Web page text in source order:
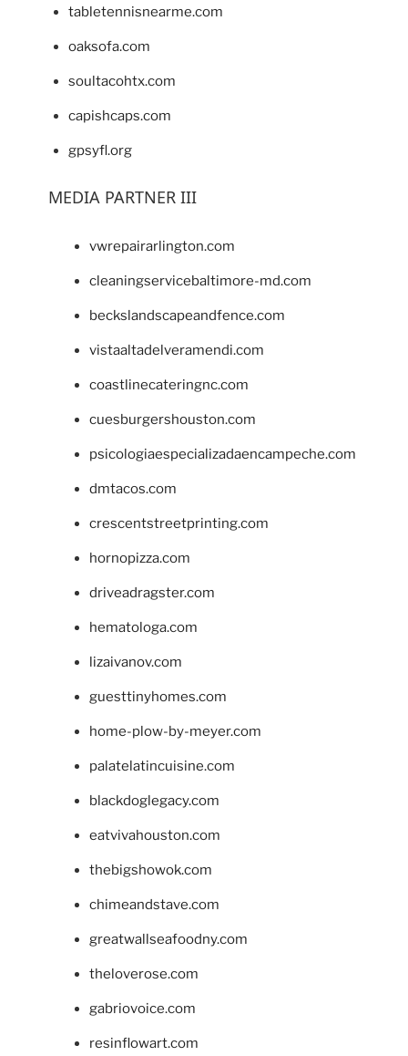
tabletennisnearme.com
oaksofa.com
soultacohtx.com
capishcaps.com
gpsyfl.org
MEDIA PARTNER III
vwrepairarlington.com
cleaningservicebaltimore-md.com
beckslandscapeandfence.com
vistaaltadelveramendi.com
coastlinecateringnc.com
cuesburgershouston.com
psicologiaespecializadaencampeche.com
dmtacos.com
crescentstreetprinting.com
hornopizza.com
driveadragster.com
hematologa.com
lizaivanov.com
guesttinyhomes.com
home-plow-by-meyer.com
palatelatincuisine.com
blackdoglegacy.com
eatvivahouston.com
thebigshowok.com
chimeandstave.com
greatwallseafoodny.com
theloverose.com
gabriovoice.com
resinflowart.com